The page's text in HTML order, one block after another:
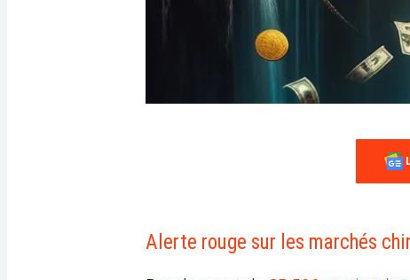
Alerte rouge sur les marchés